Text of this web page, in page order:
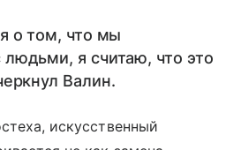
о том, что мы
я считаю, что это
Валин.
искусственный